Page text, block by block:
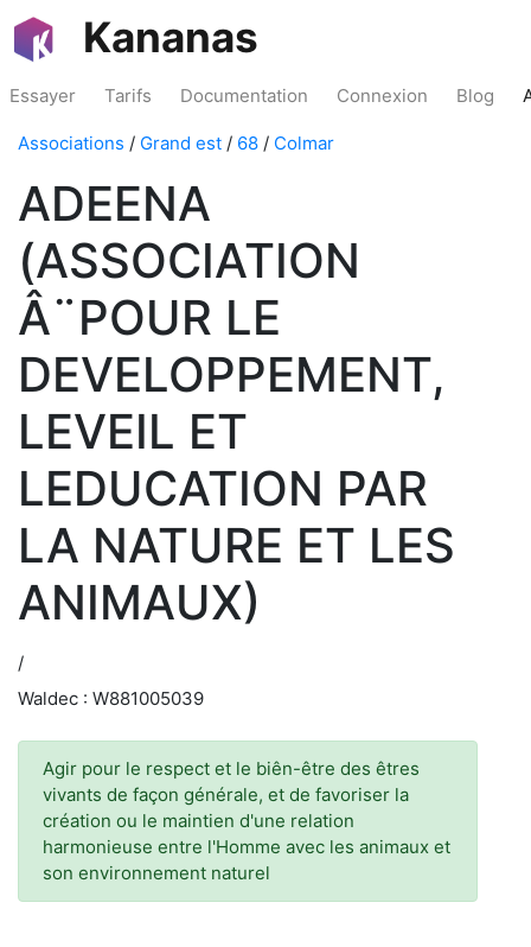
Kananas
Essayer Tarifs Documentation Connexion Blog
Associations / Grand est / 68 / Colmar
ADEENA
(ASSOCIATION
Â¨POUR LE
DEVELOPPEMENT,
LEVEIL ET
LEDUCATION PAR
LA NATURE ET LES
ANIMAUX)
/
Waldec : W881005039
Agir pour le respect et le biên-être des êtres
vivants de façon générale, et de favoriser la
création ou le maintien d'une relation
harmonieuse entre l'Homme avec les animaux et
son environnement naturel